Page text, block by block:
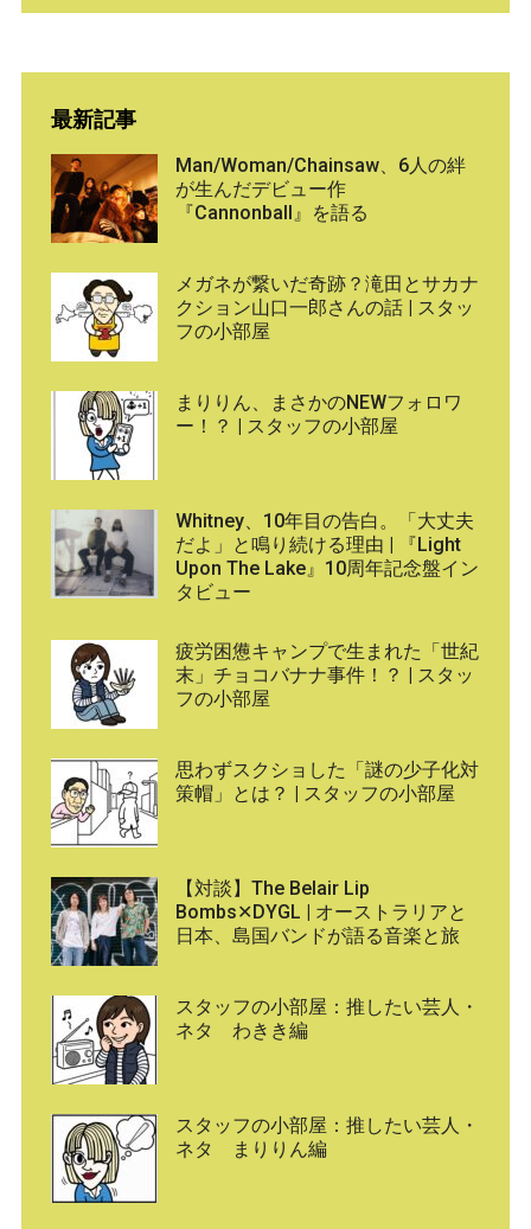
最新記事
Man/Woman/Chainsaw、6人の絆
が生んだデビュー作
『Cannonball』を語る
メガネが繋いだ奇跡？滝田とサカナ
クション山口一郎さんの話 | スタッ
フの小部屋
まりりん、まさかのNEWフォロワ
ー！？ | スタッフの小部屋
Whitney、10年目の告白。「大丈夫
だよ」と鳴り続ける理由 | 『Light
Upon The Lake』10周年記念盤イン
タビュー
疲労困憊キャンプで生まれた「世紀
末」チョコバナナ事件！？ | スタッ
フの小部屋
思わずスクショした「謎の少子化対
策帽」とは？ | スタッフの小部屋
【対談】The Belair Lip
Bombs✕DYGL | オーストラリアと
日本、島国バンドが語る音楽と旅
スタッフの小部屋：推したい芸人・
ネタ わきき編
スタッフの小部屋：推したい芸人・
ネタ まりりん編